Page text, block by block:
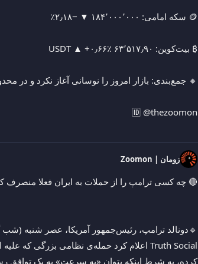
🪙 سکه امامی: ۱۸۴٬۰۰۰٬۰۰۰ ▼ −۲٫۱۸٪
₿ بیت‌کوین: ۶۳٬۵۱۷٫۹۰ USDT ▲ +۰٫۶۶٪
🔸 جمع‌بندی: بازار امروز را نوسانی آغاز نکرد و در محدوده رنج قرار گرفت.
🆔 @thezoomon
زومان | Zoomon
🔴 چه کسی ترامپ را از حملات به ایران فعلا منصرف
کرده، به شرط اینکه بتوان «به سرعت» به یک توافق